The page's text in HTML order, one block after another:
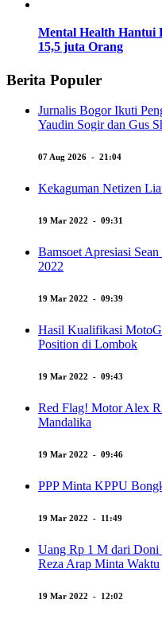
Mental Health Hantui
15,5 juta Orang
Berita Populer
Jurnalis Bogor Ikuti
Yaudin Sogir dan Gus
07 Aug 2026 - 21:04
Kekaguman Netizen
19 Mar 2022 - 09:31
Bamsoet Apresiasi
2022
19 Mar 2022 - 09:39
Hasil Kualifikasi
Position di Lombok
19 Mar 2022 - 09:43
Red Flag! Motor Alex
Mandalika
19 Mar 2022 - 09:46
PPP Minta KPPU
19 Mar 2022 - 11:49
Uang Rp 1 M dari Doni
Reza Arap Minta Waktu
19 Mar 2022 - 12:02